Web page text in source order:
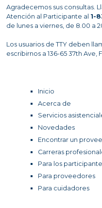
Agradecemos sus consultas.
Atención al Participante al 1-
de lunes a viernes, de 8.00 a
Los usuarios de TTY deben
escribirnos a 136-65 37th Ave,
Inicio
Acerca de
Servicios
Novedades
Encontrar un
Carreras
Para los
Para proveedores
Para cuidadores